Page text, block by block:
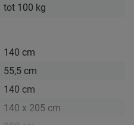
tot 100 kg
140 cm
55,5 cm
140 cm
140 x 205 cm